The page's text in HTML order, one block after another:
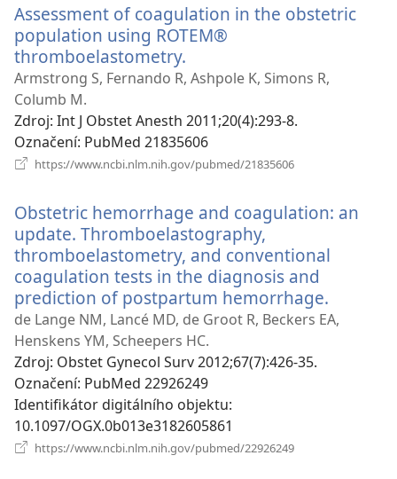
Assessment of coagulation in the obstetric
population using ROTEM®
thromboelastometry.
nové
Armstrong S, Fernando R, Ashpole K, Simons R,
Columb M.
Zdroj‎: Int J Obstet Anesth 2011;20(4):293-8.
Označení‎: PubMed 21835606
https://www.ncbi.nlm.nih.gov/pubmed/21835606
Obstetric hemorrhage and coagulation: an
update. Thromboelastography,
thromboelastometry, and conventional
coagulation tests in the diagnosis and
prediction of postpartum hemorrhage.
nové
de Lange NM, Lancé MD, de Groot R, Beckers EA,
Henskens YM, Scheepers HC.
Zdroj‎: Obstet Gynecol Surv 2012;67(7):426-35.
Označení‎: PubMed 22926249
Identifikátor digitálního objektu‎:
10.1097/OGX.0b013e3182605861
https://www.ncbi.nlm.nih.gov/pubmed/22926249